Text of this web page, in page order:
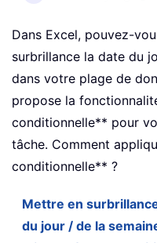
Dans Excel, pouvez-
surbrillance la date du
dans votre plage de
propose la
conditionnelle** pour
tâche. Comment
conditionnelle** ?
Mettre en
du jour / de la